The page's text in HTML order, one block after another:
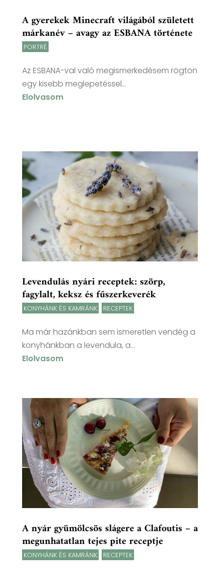
A gyerekek Minecraft világából született
márkanév – avagy az ESBANA története
PORTRÉ
Az ESBANA-val való megismerkedésem rögtön
egy kisebb meglepetéssel...
Elolvasom
Levendulás nyári receptek: szörp,
fagylalt, keksz és fűszerkeverék
KONYHÁNK ÉS KAMRÁNK RECEPTEK
Ma már hazánkban sem ismeretlen vendég a
konyhánkban a levendula, a...
Elolvasom
A nyár gyümölcsös slágere a Clafoutis – a
megunhatatlan tejes pite receptje
KONYHÁNK ÉS KAMRÁNK RECEPTEK